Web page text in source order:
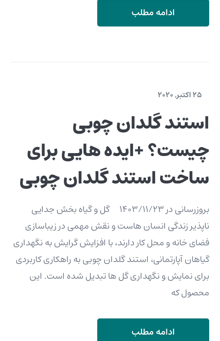
ادامه مطلب
25 اکتبر, 2020
استند گلدان چوبی
چیست؟ +ایده هایی برای
ساخت استند گلدان چوبی
بروزرسانی در 1403/11/23 گل و گیاه بخش جدایی
ناپذیر زندگی انسان هاست و نقش مهمی در زیباسازی
فضای خانه و محل کار دارند، با افزایش گرایش به نگهداری
گیاهان آپارتمانی، استند گلدان چوبی به راهکاری کاربردی
برای نمایش و نگهداری گل ها تبدیل شده است. این
محصول که
ادامه مطلب